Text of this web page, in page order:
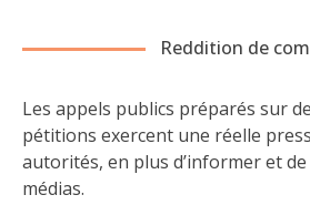
Reddition de
Les appels publics préparés sur
pétitions exercent une réelle
autorités, en plus d’informer et
médias.